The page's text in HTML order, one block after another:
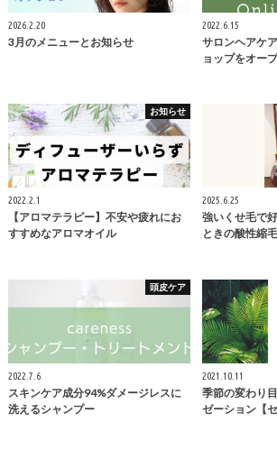
2026.2.20
3月のメニューとお知らせ
2022.6.15
サロンヘアケ
ョップをオー
お知らせ
2022.2.1
【アロマテラピー】不安や疲れにお
すすめなアロマオイル
2025.6.25
強いくせ毛で
ときの酸性縮
頭皮ケア
2022.7.6
スキンケア成分94%ダメージレスに
洗えるシャンプー
2021.10.11
季節の変わり
ゼーション【